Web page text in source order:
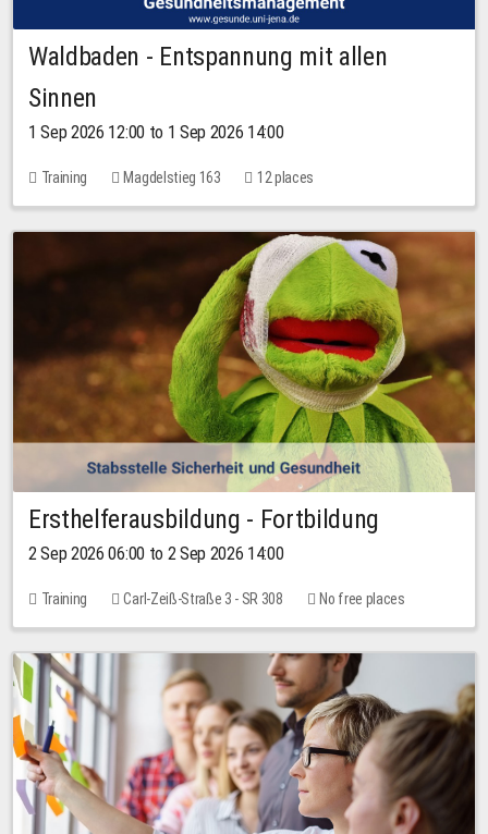
Waldbaden - Entspannung mit allen
Sinnen
1 Sep 2026 12:00 to 1 Sep 2026 14:00
Training Magdelstieg 163 12 places
Ersthelferausbildung - Fortbildung
2 Sep 2026 06:00 to 2 Sep 2026 14:00
Training Carl-Zeiß-Straße 3 - SR 308 No free places